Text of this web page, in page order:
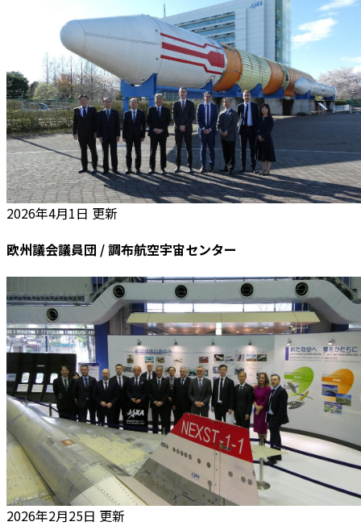
2026年4月1日 更新
欧州議会議員団 / 調布航空宇宙センター
2026年2月25日 更新